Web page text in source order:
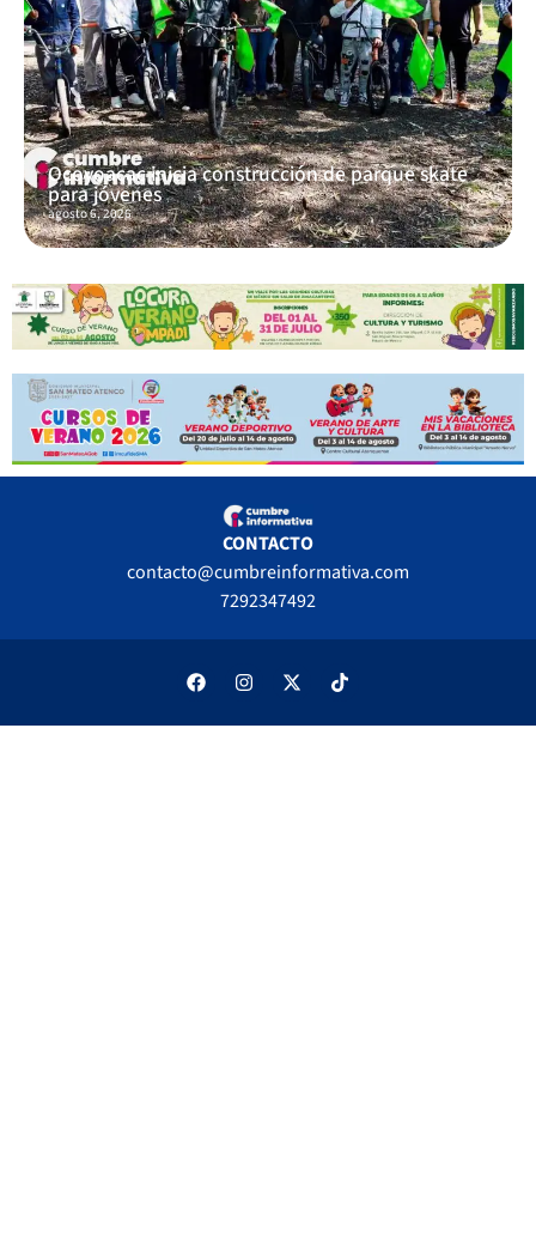
Ocoyoacac inicia construcción de parque skate
para jóvenes
agosto 6, 2026
CONTACTO
contacto@cumbreinformativa.com
7292347492